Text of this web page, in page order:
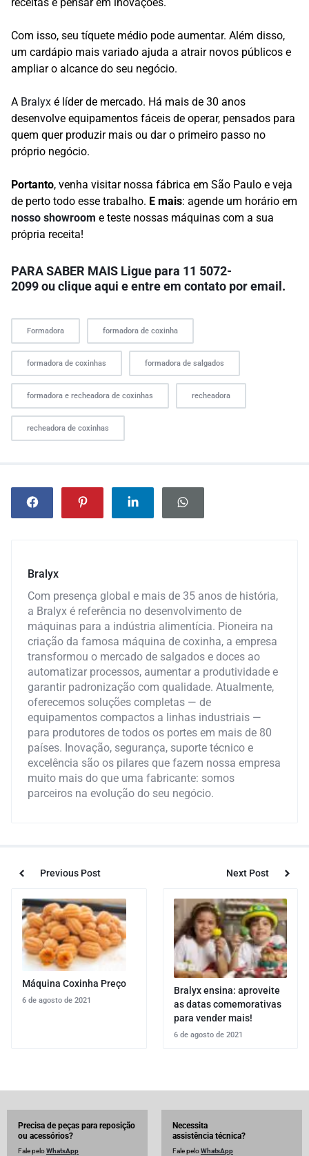
Com isso, seu tíquete médio pode aumentar. Além disso,
um cardápio mais variado ajuda a atrair novos públicos e
ampliar o alcance do seu negócio.
A Bralyx é líder de mercado. Há mais de 30 anos
desenvolve equipamentos fáceis de operar, pensados para
quem quer produzir mais ou dar o primeiro passo no
próprio negócio.
Portanto, venha visitar nossa fábrica em São Paulo e veja
de perto todo esse trabalho. E mais: agende um horário em
nosso showroom e teste nossas máquinas com a sua
própria receita!
PARA SABER MAIS Ligue para 11 5072-
2099ouclique aqui e entre em contato por email.
Formadora formadora de coxinha
formadora de coxinhas formadora de salgados
formadora e recheadora de coxinhas recheadora
recheadora de coxinhas
Bralyx
Com presença global e mais de 35 anos de história,
a Bralyx é referência no desenvolvimento de
máquinas para a indústria alimentícia. Pioneira na
criação da famosa máquina de coxinha, a empresa
transformou o mercado de salgados e doces ao
automatizar processos, aumentar a produtividade e
garantir padronização com qualidade. Atualmente,
oferecemos soluções completas — de
equipamentos compactos a linhas industriais —
para produtores de todos os portes em mais de 80
países. Inovação, segurança, suporte técnico e
excelência são os pilares que fazem nossa empresa
muito mais do que uma fabricante: somos
parceiros na evolução do seu negócio.
Previous Post Next Post
Máquina Coxinha Preço
6 de agosto de 2021
Bralyx ensina: aproveite
as datas comemorativas
para vender mais!
6 de agosto de 2021
Precisa de peças para reposição
ou acessórios?
Fale peloWhatsApp
Necessita
assistência técnica?
Fale peloWhatsApp